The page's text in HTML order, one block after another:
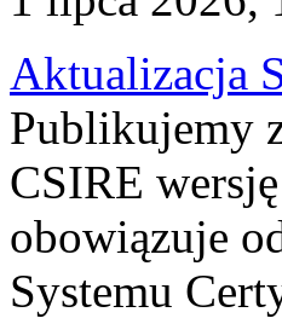
Aktualizacja
Publikujemy
CSIRE
obowiązuje
Systemu